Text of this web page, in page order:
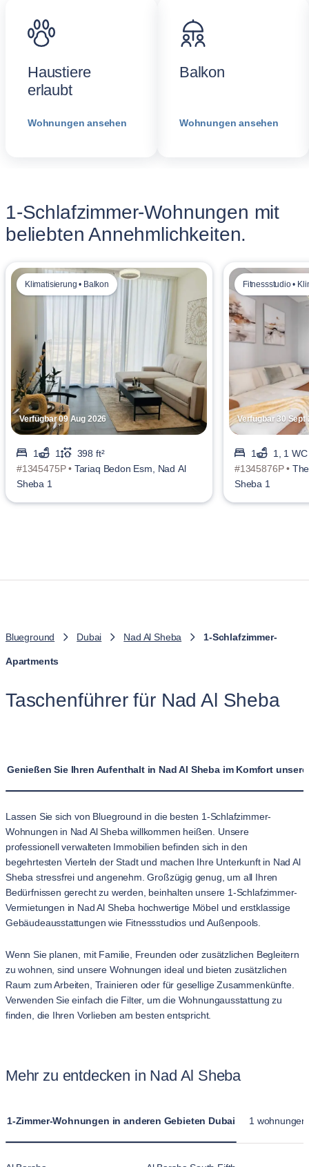
Haustiere
erlaubt
Wohnungen ansehen
Balkon
Wohnungen ansehen
1-Schlafzimmer-Wohnungen mit
beliebten Annehmlichkeiten.
Verfügbar 09 Aug 2026
Klimatisierung • Balkon
1 1
398 ft²
#1345475P • Tariaq Bedon Esm, Nad Al
Sheba 1
Verfügbar 30 Sept
Fitnessstudio •
1
1, 1 WC
#1345876P •
Sheba 1
Blueground Dubai Nad Al Sheba 1-Schlafzimmer-
Apartments
Taschenführer für Nad Al Sheba
Genießen Sie Ihren Aufenthalt in Nad Al Sheba im Komfort
Lassen Sie sich von Blueground in die besten 1-Schlafzimmer-
Wohnungen in Nad Al Sheba willkommen heißen. Unsere
professionell verwalteten Immobilien befinden sich in den
begehrtesten Vierteln der Stadt und machen Ihre Unterkunft in Nad Al
Sheba stressfrei und angenehm. Großzügig genug, um all Ihren
Bedürfnissen gerecht zu werden, beinhalten unsere 1-Schlafzimmer-
Vermietungen in Nad Al Sheba hochwertige Möbel und erstklassige
Gebäudeausstattungen wie Fitnessstudios und Außenpools.
Wenn Sie planen, mit Familie, Freunden oder zusätzlichen Begleitern
zu wohnen, sind unsere Wohnungen ideal und bieten zusätzlichen
Raum zum Arbeiten, Trainieren oder für gesellige Zusammenkünfte.
Verwenden Sie einfach die Filter, um die Wohnungausstattung zu
finden, die Ihren Vorlieben am besten entspricht.
Mehr zu entdecken in Nad Al Sheba
1-Zimmer-Wohnungen in anderen Gebieten Dubai 1